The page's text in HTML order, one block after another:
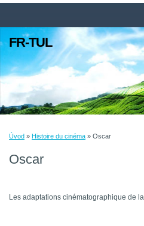
FR-TUL
Úvod » Histoire du cinéma » Oscar
Oscar
Les adaptations cinématographique de